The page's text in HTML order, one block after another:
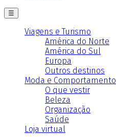
☰
Viagens e Turismo
América do Norte
América do Sul
Europa
Outros destinos
Moda e Comportamento
O que vestir
Beleza
Organização
Saúde
Loja virtual